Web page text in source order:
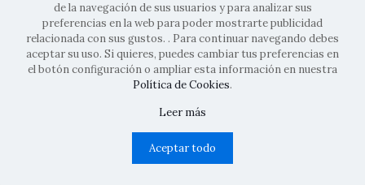
© 2022 Ayto. Corral de Calatrava |Aviso legal|Politicas de
Políticas de privacidad| Diseñado por
Codifusión
de la navegación de sus usuarios y para analizar sus
preferencias en la web para poder mostrarte publicidad
relacionada con sus gustos. . Para continuar navegando debes
aceptar su uso. Si quieres, puedes cambiar tus preferencias en
el botón configuración o ampliar esta información en nuestra
Política de Cookies.
Leer más
Aceptar todo